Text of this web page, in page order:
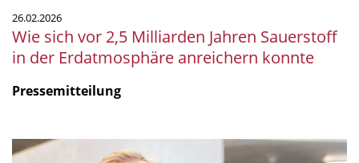
konnte
26.02.2026
Wie sich vor 2,5 Milliarden Jahren Sauerstoff
in der Erdatmosphäre anreichern konnte
Pressemitteilung
Lars